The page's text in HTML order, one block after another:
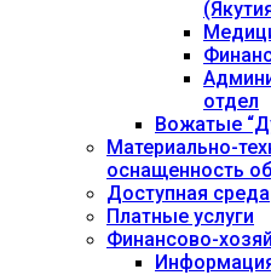
отдел
Вожатые
Материально-
оснащенность
Доступная среда
Платные услуги
Финансово-